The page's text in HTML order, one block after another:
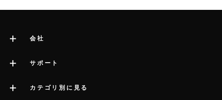
会社
LELOについて
サポート
サポートへのお問い合わせ
カテゴリ別に見る